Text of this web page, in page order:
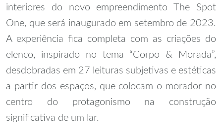
interiores do novo empreendimento The Spot
One, que será inaugurado em setembro de 2023.
A experiência fica completa com as criações do
elenco, inspirado no tema “Corpo & Morada”,
desdobradas em 27 leituras subjetivas e estéticas
a partir dos espaços, que colocam o morador no
centro do protagonismo na construção
significativa de um lar.